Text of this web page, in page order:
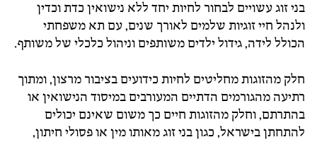
בני זוג עשויים לבחור לחיות יחד ללא נישואין כדת וכדין
ולנהל חיי זוגיות שלמים לאורך שנים, עם תא משפחתי
הכולל לידה, גידול ילדים משותפים וניהול כלכלי של משותף.
חלק מהזוגות מחליטים לחיות כידועים בציבור מרצון, ומתוך
רתיעה מהגורמים הדתיים המעורבים במיסוד הנישואין או
בהתרתם, וחלק מהזוגות חיים כך משום שאינם יכולים
להתחתן בישראל, כגון בני זוג מאותו מין או פסולי חיתון,